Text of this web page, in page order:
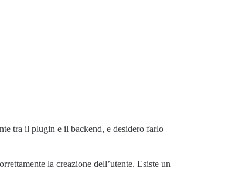
tra il plugin e il backend, e desidero farlo
la creazione dell’utente. Esiste un